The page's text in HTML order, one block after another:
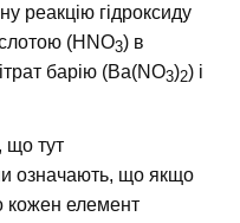
реакцію гідроксиду
(HNO3) в
барію (Ba(NO3)2) і
що тут
означають, що якщо
кожен елемент